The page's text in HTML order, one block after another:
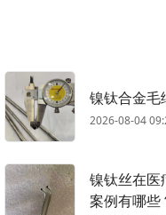
镍钛合金毛
2026-08-04
镍钛丝在医
案例有哪些